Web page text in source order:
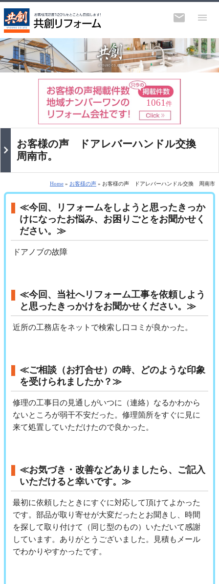
1061 件
お客様の声 ドアレバーハンドル交換
周南市。
Home » お客様の声 » お客様の声 ドアレバーハンドル交換 周南市
≪今回、リフォームをしようと思ったきっか
けになったお悩み、お困りごとをお聞かせく
ださい。≫
ドアノブの故障
≪今回、当社へリフォーム工事を依頼しよう
と思ったきっかけをお聞かせください。≫
近所の工務店をネットで検索し口コミが良かった。
≪ご相談（お打合せ）の時、どのような印象
を受けられましたか？≫
修理の工事日の見通しがいつに（連絡）なるかわから
ないところが弱干不安だった。修理箇所をすぐに見に
来て処置していただけたので良かった。
≪お気づき・改善などありましたら、ご記入
いただけると幸いです。≫
最初に依頼したときにすぐに対応して頂けてよかった
です。部品が取り寄せが大変だったとお聞きし、時間
を探して取り付けて（同じ型のもの）いただいて感謝
しています。ありがとうございました。見積もメール
でわかりやすかったです。